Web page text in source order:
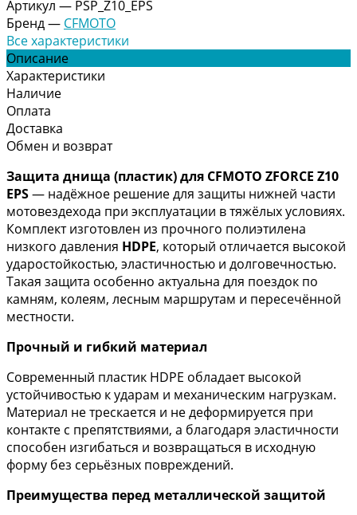
Артикул — PSP_Z10_EPS
Бренд— CFMOTO
Все характеристики
Описание
Характеристики
Наличие
Оплата
Доставка
Обмен и возврат
Защита днища (пластик) для CFMOTO ZFORCE Z10
EPS— надёжное решение для защиты нижней части
мотовездехода при эксплуатации в тяжёлых условиях.
Комплект изготовлен из прочного полиэтилена
низкого давления HDPE, который отличается высокой
ударостойкостью, эластичностью и долговечностью.
Такая защита особенно актуальна для поездок по
камням, колеям, лесным маршрутам и пересечённой
местности.
Прочный и гибкий материал
Современный пластик HDPE обладает высокой
устойчивостью к ударам и механическим нагрузкам.
Материал не трескается и не деформируется при
контакте с препятствиями, а благодаря эластичности
способен изгибаться и возвращаться в исходную
форму без серьёзных повреждений.
Преимущества перед металлической защитой